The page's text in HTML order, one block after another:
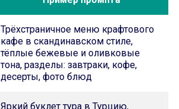
Трёхстраничное меню крафтового
кафе в скандинавском стиле,
тёплые бежевые и оливковые
тона, разделы: завтраки, кофе,
десерты, фото блюд
Яркий буклет тура в Турцию,